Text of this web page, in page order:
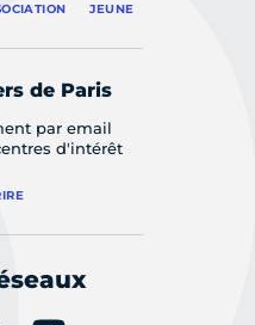
JEUNE
de Paris
par email
d'intérêt